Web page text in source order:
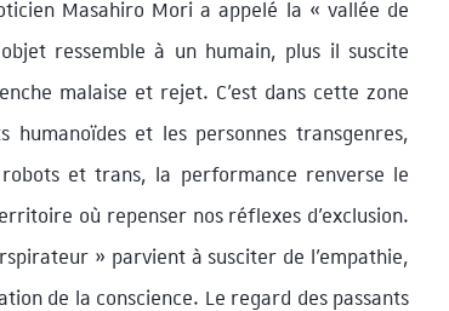
Masahiro Mori a appelé la « vallée de
ressemble à un humain, plus il suscite
malaise et rejet. C’est dans cette zone
et les personnes transgenres,
et trans, la performance renverse le
où repenser nos réflexes d’exclusion.
» parvient à susciter de l’empathie,
de la conscience. Le regard des passants